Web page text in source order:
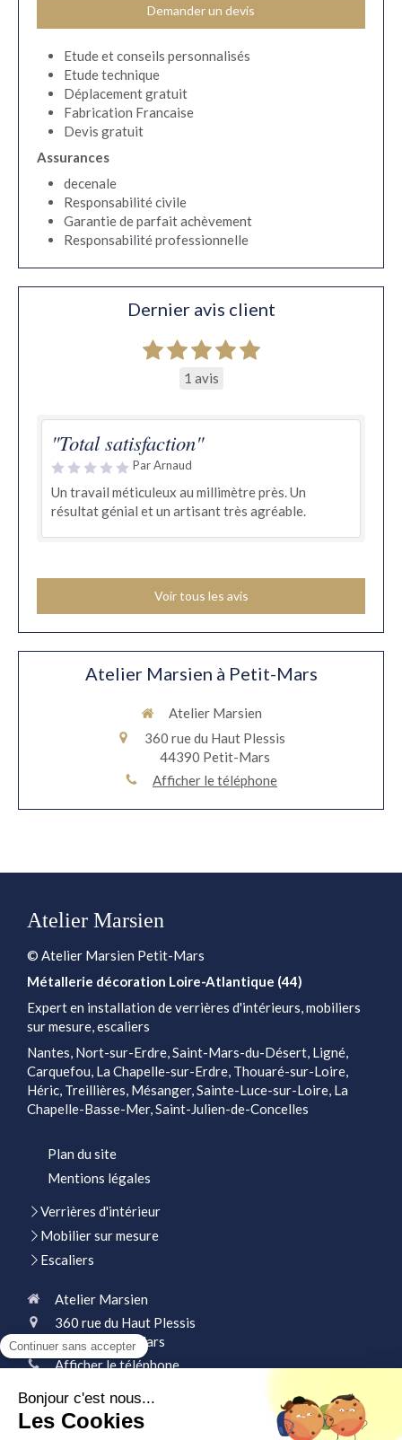
Demander un devis
Etude et conseils personnalisés
Etude technique
Déplacement gratuit
Fabrication Francaise
Devis gratuit
Assurances
decenale
Responsabilité civile
Garantie de parfait achèvement
Responsabilité professionnelle
Dernier avis client
1 avis
"Total satisfaction"
Par Arnaud
Un travail méticuleux au millimètre près. Un
résultat génial et un artisant très agréable.
Voir tous les avis
Atelier Marsien à Petit-Mars
Atelier Marsien
360 rue du Haut Plessis
44390 Petit-Mars
Afficher le téléphone
Atelier Marsien
© Atelier Marsien Petit-Mars
Métallerie décoration Loire-Atlantique (44)
Expert en installation de verrières d'intérieurs, mobiliers
sur mesure, escaliers
Nantes, Nort-sur-Erdre, Saint-Mars-du-Désert, Ligné,
Carquefou, La Chapelle-sur-Erdre, Thouaré-sur-Loire,
Héric, Treillières, Mésanger, Sainte-Luce-sur-Loire, La
Chapelle-Basse-Mer, Saint-Julien-de-Concelles
Plan du site
Mentions légales
Verrières d'intérieur
Mobilier sur mesure
Escaliers
Atelier Marsien
360 rue du Haut Plessis
44390Petit-Mars
Afficher le téléphone